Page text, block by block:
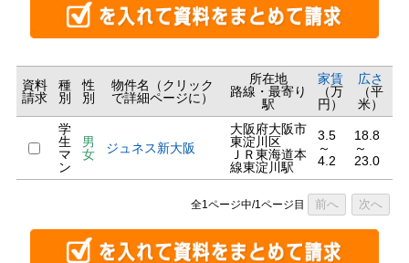
資料
請求
種
別
性
別
物件名（クリック
で詳細ページに）
所在地
路線・最寄り
駅
家賃
（万
円）
広さ
（平
米）
学
生
マ
ン
男
女
ジュネス新大阪
大阪府大阪市
東淀川区
ＪＲ東海道本
線東淀川駅
3.5
～
4.2
18.8
～
23.0
全1ページ中/1ページ目 前へ 次へ